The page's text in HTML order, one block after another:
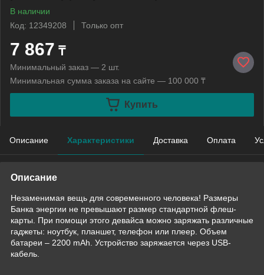
В наличии
Код: 12349208
Только опт
7 867 ₸
Минимальный заказ — 2 шт.
Минимальная сумма заказа на сайте — 100 000 ₸
Купить
Описание Характеристики Доставка Оплата
Описание
Незаменимая вещь для современного человека! Размеры
Банка энергии не превышают размер стандартной флеш-
карты. При помощи этого девайса можно заряжать различные
гаджеты: ноутбук, планшет, телефон или плеер. Объем
батареи – 2200 mAh. Устройство заряжается через USB-
кабель.